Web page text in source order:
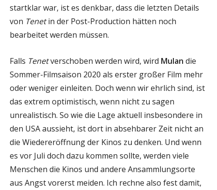
startklar war, ist es denkbar, dass die letzten Details
von Tenetin der Post-Production hätten noch
bearbeitet werden müssen.
Falls Tenetverschoben werden wird, wird Mulan die
Sommer-Filmsaison 2020 als erster großer Film mehr
oder weniger einleiten. Doch wenn wir ehrlich sind, ist
das extrem optimistisch, wenn nicht zu sagen
unrealistisch. So wie die Lage aktuell insbesondere in
den USA aussieht, ist dort in absehbarer Zeit nicht an
die Wiedereröffnung der Kinos zu denken. Und wenn
es vor Juli doch dazu kommen sollte, werden viele
Menschen die Kinos und andere Ansammlungsorte
aus Angst vorerst meiden. Ich rechne also fest damit,